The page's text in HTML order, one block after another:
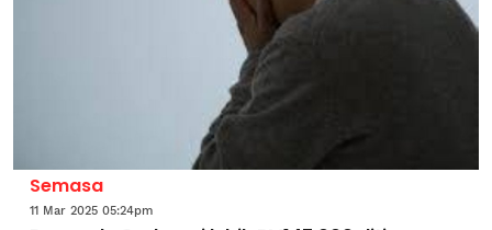
Semasa
11 Mar 2025 05:24pm